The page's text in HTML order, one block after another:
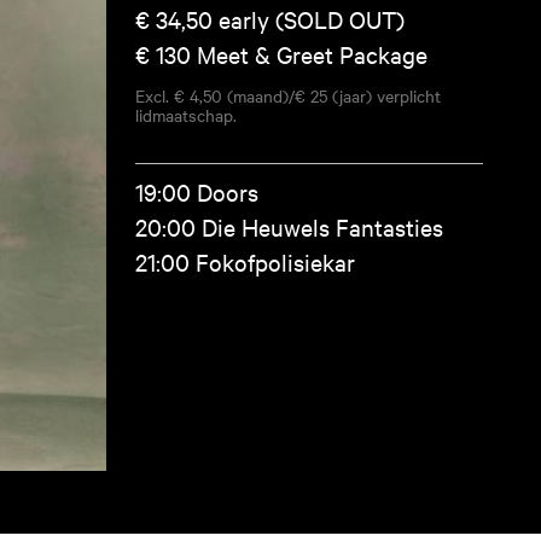
€ 34,50 early (SOLD OUT)
€ 130 Meet & Greet Package
Excl. € 4,50 (maand)/€ 25 (jaar) verplicht
lidmaatschap.
19:00 Doors
20:00 Die Heuwels Fantasties
21:00 Fokofpolisiekar